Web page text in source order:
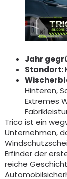
Jahr
Standort:
Hinteren,
Extremes
Trico ist ein
Unternehmen,
Erfinder der
reiche